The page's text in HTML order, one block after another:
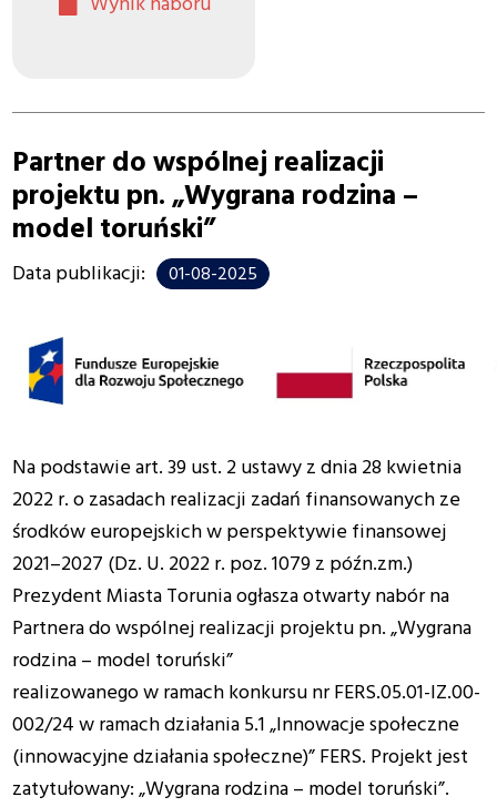
Partner do wspólnej realizacji
projektu pn. „Wygrana rodzina –
model toruński”
Data publikacji: 01-08-2025
Na podstawie art. 39 ust. 2 ustawy z dnia 28 kwietnia
2022 r. o zasadach realizacji zadań finansowanych ze
środków europejskich w perspektywie finansowej
2021–2027 (Dz. U. 2022 r. poz. 1079 z późn.zm.)
Prezydent Miasta Torunia ogłasza otwarty nabór na
Partnera do wspólnej realizacji projektu pn. „Wygrana
rodzina – model toruński”
realizowanego w ramach konkursu nr FERS.05.01-IZ.00-
002/24 w ramach działania 5.1 „Innowacje społeczne
(innowacyjne działania społeczne)” FERS. Projekt jest
zatytułowany: „Wygrana rodzina – model toruński”.